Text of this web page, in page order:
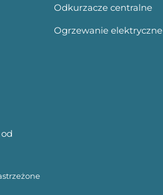
Odkurzacze centralne
Ogrzewanie elektryczne